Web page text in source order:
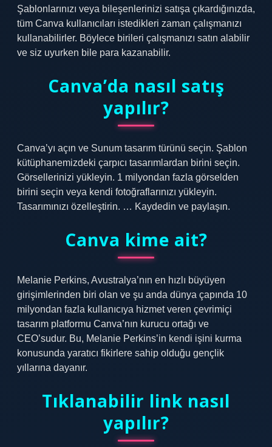
Şablonlarınızı veya bileşenlerinizi satışa çıkardığınızda,
tüm Canva kullanıcıları istedikleri zaman çalışmanızı
kullanabilirler. Böylece birileri çalışmanızı satın alabilir
ve siz uyurken bile para kazanabilir.
Canva’da nasıl satış
yapılır?
Canva’yı açın ve Sunum tasarım türünü seçin. Şablon
kütüphanemizdeki çarpıcı tasarımlardan birini seçin.
Görsellerinizi yükleyin. 1 milyondan fazla görselden
birini seçin veya kendi fotoğraflarınızı yükleyin.
Tasarımınızı özelleştirin. … Kaydedin ve paylaşın.
Canva kime ait?
Melanie Perkins, Avustralya’nın en hızlı büyüyen
girişimlerinden biri olan ve şu anda dünya çapında 10
milyondan fazla kullanıcıya hizmet veren çevrimiçi
tasarım platformu Canva’nın kurucu ortağı ve
CEO’sudur. Bu, Melanie Perkins’in kendi işini kurma
konusunda yaratıcı fikirlere sahip olduğu gençlik
yıllarına dayanır.
Tıklanabilir link nasıl
yapılır?